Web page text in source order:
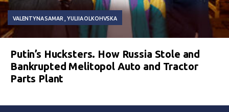
VALENTYNA SAMAR YULIIA OLKOHVSKA
Putin’s Hucksters. How Russia Stole and
Bankrupted Melitopol Auto and Tractor
Parts Plant